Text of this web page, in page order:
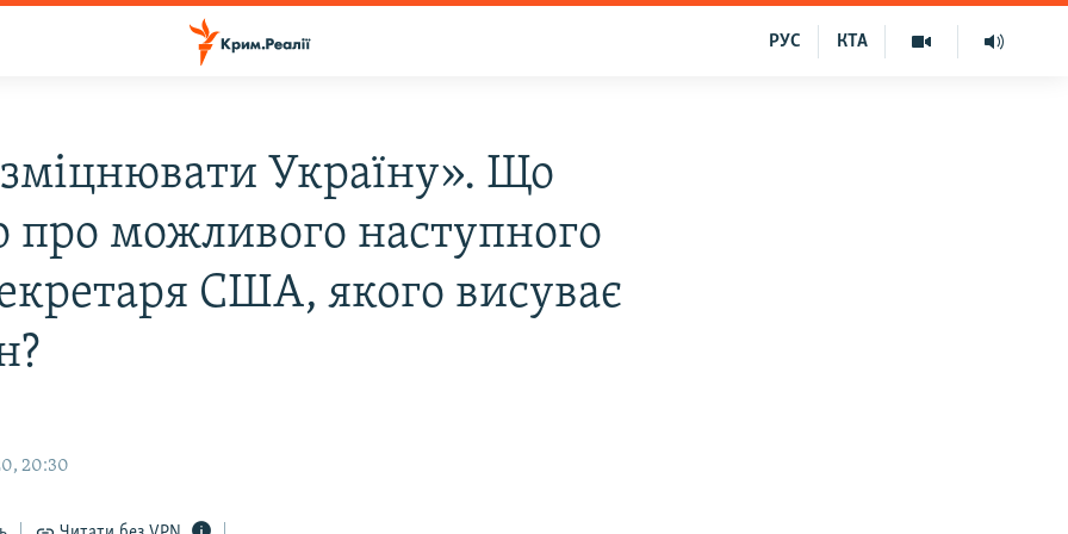
КТА
РУС
Україну». Що
про можливого наступного
США, якого висуває
20:30